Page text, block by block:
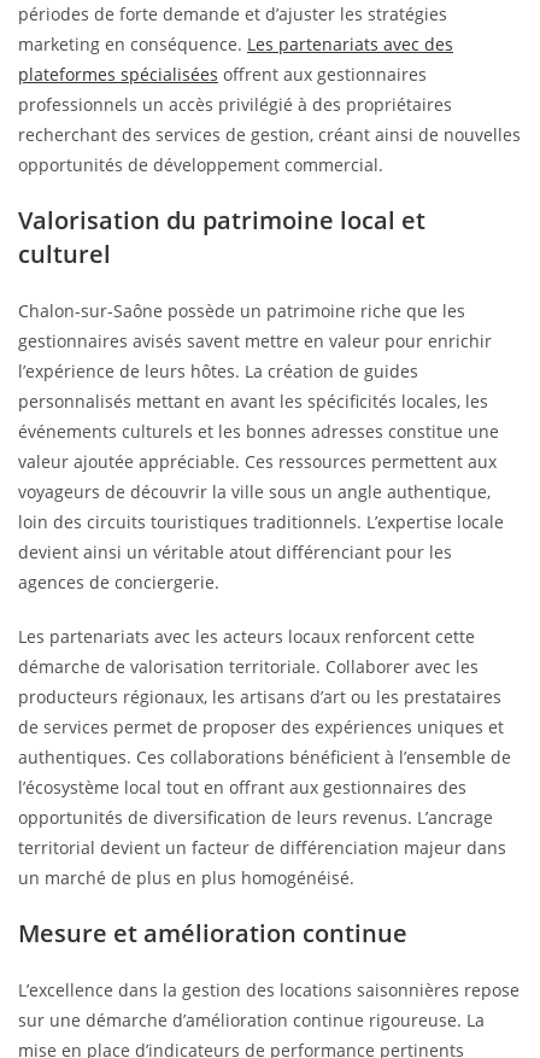
périodes de forte demande et d’ajuster les stratégies
marketing en conséquence. Les partenariats avec des
plateformes spécialisées offrent aux gestionnaires
professionnels un accès privilégié à des propriétaires
recherchant des services de gestion, créant ainsi de nouvelles
opportunités de développement commercial.
Valorisation du patrimoine local et
culturel
Chalon-sur-Saône possède un patrimoine riche que les
gestionnaires avisés savent mettre en valeur pour enrichir
l’expérience de leurs hôtes. La création de guides
personnalisés mettant en avant les spécificités locales, les
événements culturels et les bonnes adresses constitue une
valeur ajoutée appréciable. Ces ressources permettent aux
voyageurs de découvrir la ville sous un angle authentique,
loin des circuits touristiques traditionnels. L’expertise locale
devient ainsi un véritable atout différenciant pour les
agences de conciergerie.
Les partenariats avec les acteurs locaux renforcent cette
démarche de valorisation territoriale. Collaborer avec les
producteurs régionaux, les artisans d’art ou les prestataires
de services permet de proposer des expériences uniques et
authentiques. Ces collaborations bénéficient à l’ensemble de
l’écosystème local tout en offrant aux gestionnaires des
opportunités de diversification de leurs revenus. L’ancrage
territorial devient un facteur de différenciation majeur dans
un marché de plus en plus homogénéisé.
Mesure et amélioration continue
L’excellence dans la gestion des locations saisonnières repose
sur une démarche d’amélioration continue rigoureuse. La
mise en place d’indicateurs de performance pertinents